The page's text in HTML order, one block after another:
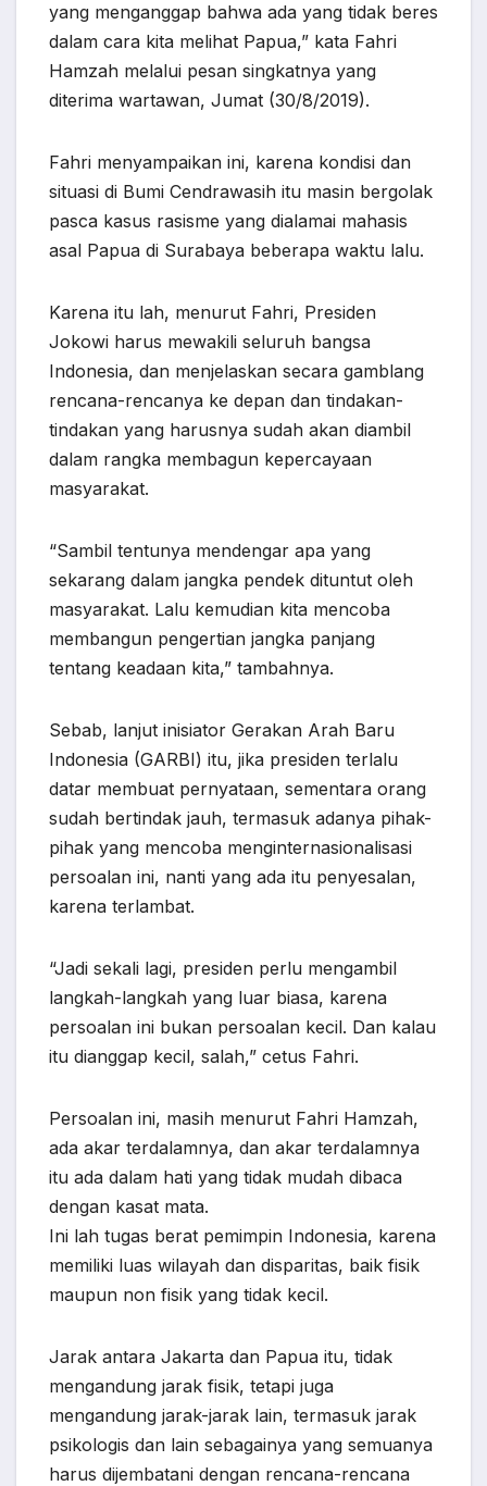
yang menganggap bahwa ada yang tidak beres
dalam cara kita melihat Papua,” kata Fahri
Hamzah melalui pesan singkatnya yang
diterima wartawan, Jumat (30/8/2019).
Fahri menyampaikan ini, karena kondisi dan
situasi di Bumi Cendrawasih itu masin bergolak
pasca kasus rasisme yang dialamai mahasis
asal Papua di Surabaya beberapa waktu lalu.
Karena itu lah, menurut Fahri, Presiden
Jokowi harus mewakili seluruh bangsa
Indonesia, dan menjelaskan secara gamblang
rencana-rencanya ke depan dan tindakan-
tindakan yang harusnya sudah akan diambil
dalam rangka membagun kepercayaan
masyarakat.
“Sambil tentunya mendengar apa yang
sekarang dalam jangka pendek dituntut oleh
masyarakat. Lalu kemudian kita mencoba
membangun pengertian jangka panjang
tentang keadaan kita,” tambahnya.
Sebab, lanjut inisiator Gerakan Arah Baru
Indonesia (GARBI) itu, jika presiden terlalu
datar membuat pernyataan, sementara orang
sudah bertindak jauh, termasuk adanya pihak-
pihak yang mencoba menginternasionalisasi
persoalan ini, nanti yang ada itu penyesalan,
karena terlambat.
“Jadi sekali lagi, presiden perlu mengambil
langkah-langkah yang luar biasa, karena
persoalan ini bukan persoalan kecil. Dan kalau
itu dianggap kecil, salah,” cetus Fahri.
Persoalan ini, masih menurut Fahri Hamzah,
ada akar terdalamnya, dan akar terdalamnya
itu ada dalam hati yang tidak mudah dibaca
dengan kasat mata.
Ini lah tugas berat pemimpin Indonesia, karena
memiliki luas wilayah dan disparitas, baik fisik
maupun non fisik yang tidak kecil.
Jarak antara Jakarta dan Papua itu, tidak
mengandung jarak fisik, tetapi juga
mengandung jarak-jarak lain, termasuk jarak
psikologis dan lain sebagainya yang semuanya
harus dijembatani dengan rencana-rencana